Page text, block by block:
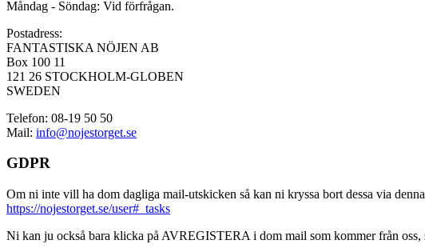
Måndag - Söndag: Vid förfrågan.
Postadress:
FANTASTISKA NÖJEN AB
Box 100 11
121 26 STOCKHOLM-GLOBEN
SWEDEN
Telefon: 08-19 50 50
Mail: info@nojestorget.se
GDPR
Om ni inte vill ha dom dagliga mail-utskicken så kan ni kryssa bort dessa via
https://nojestorget.se/user#_tasks
Ni kan ju också bara klicka på AVREGISTERA i dom mail som kommer från